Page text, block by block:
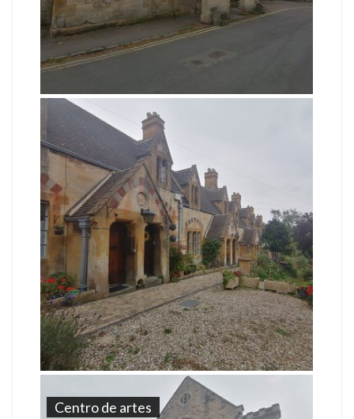
Centro de artes